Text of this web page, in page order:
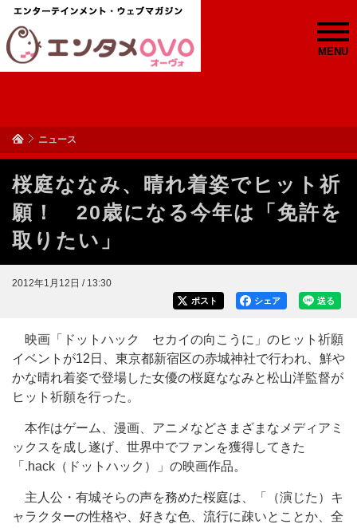
MENU
ニュース
桜庭ななみ、晴れ着姿でヒット祈
願！ 20歳になる今年は「免許を
取りたい」
2012年1月12日 / 13:30
送る
シェア
ポスト
映画「ドットハック セカイの向こうに」のヒット祈願
イベントが12日、東京都新宿区の赤城神社で行われ、鮮や
かな晴れ着姿で登場した女優の桜庭ななみと松山洋監督が
ヒット祈願を行った。
本作はゲーム、漫画、アニメなどさまざまなメディアミ
ックスを成し遂げ、世界中でファンを獲得してきた
「.hack（ドットハック）」の映画作品。
主人公・有城そらの声を務めた桜庭は、「（演じた）キ
ャラクターの性格や、好きな色、流行に疎いとことか、全